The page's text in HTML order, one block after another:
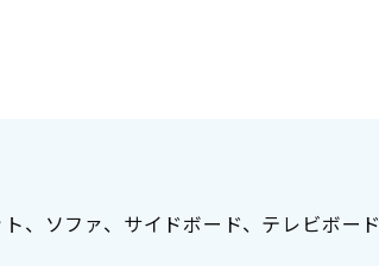
、ソファ、サイドボード、テレビボード